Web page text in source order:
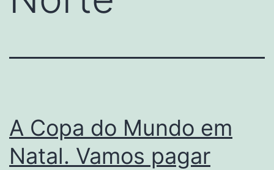
A Copa do Mundo em
Natal. Vamos pagar